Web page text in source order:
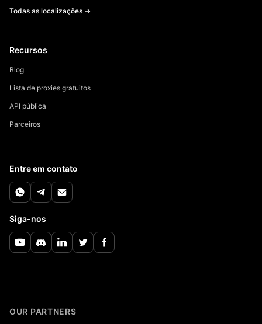
Todas as localizações →
Recursos
Blog
Lista de proxies gratuitos
API pública
Parceiros
Entre em contato
Siga-nos
OUR PARTNERS